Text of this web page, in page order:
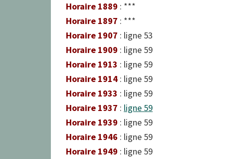
Horaire 1889 : ***
Horaire 1897 : ***
Horaire 1907 : ligne 53
Horaire 1909 : ligne 59
Horaire 1913 : ligne 59
Horaire 1914 : ligne 59
Horaire 1933 : ligne 59
Horaire 1937 : ligne 59
Horaire 1939 : ligne 59
Horaire 1946 : ligne 59
Horaire 1949 : ligne 59